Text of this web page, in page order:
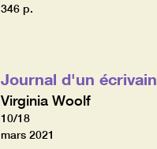
346 p.
Journal d'un écrivain
Virginia Woolf
10/18
mars 2021